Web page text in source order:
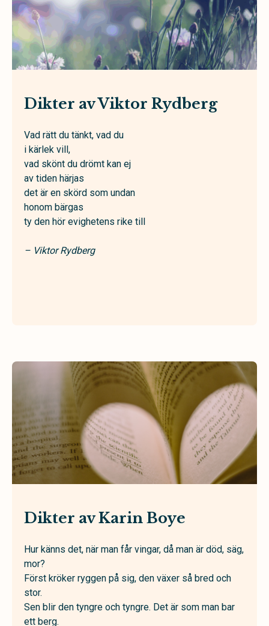
Dikter av Viktor Rydberg
Vad rätt du tänkt, vad du
i kärlek vill,
vad skönt du drömt kan ej
av tiden härjas
det är en skörd som undan
honom bärgas
ty den hör evighetens rike till
– Viktor Rydberg
Dikter av Karin Boye
Hur känns det, när man får vingar, då man är död, säg,
mor?
Först kröker ryggen på sig, den växer så bred och
stor.
Sen blir den tyngre och tyngre. Det är som man bar
ett berg.